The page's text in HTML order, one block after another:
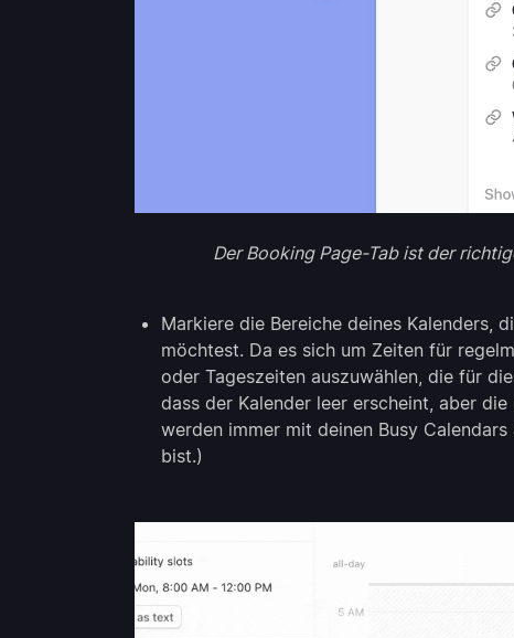
Der Booking Page-Tab ist der
Markiere die Bereiche deines Kalenders,
möchtest. Da es sich um Zeiten für
oder Tageszeiten auszuwählen, die für
dass der Kalender leer erscheint, aber
werden immer mit deinen Busy
bist.)